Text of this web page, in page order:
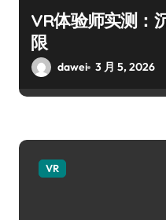
VR体验师实测：
限
dawei 3 月 5, 2026
VR